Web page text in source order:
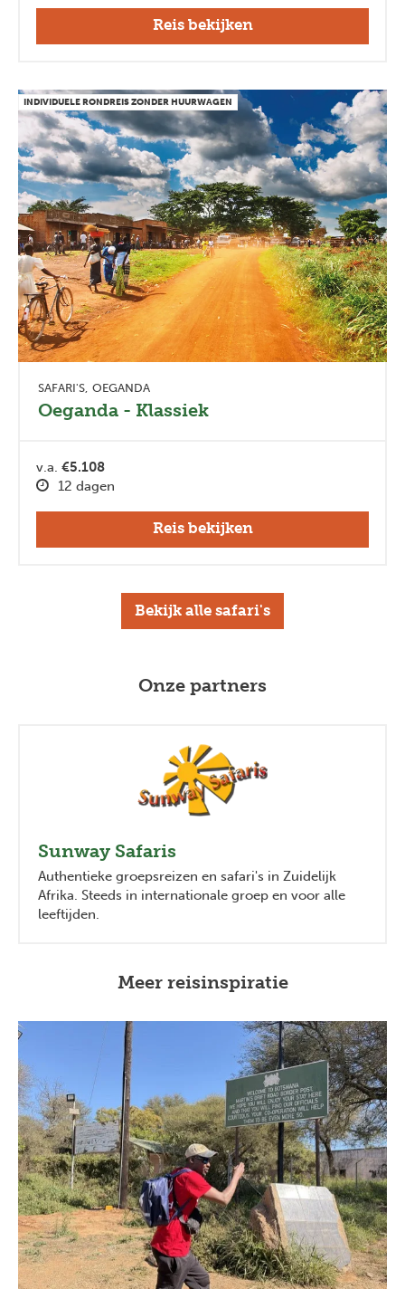
Reis bekijken
INDIVIDUELE RONDREIS ZONDER HUURWAGEN
SAFARI'S OEGANDA
Oeganda - Klassiek
v.a. €5.108
12 dagen
Reis bekijken
Bekijk alle safari's
Onze partners
Sunway Safaris
Authentieke groepsreizen en safari's in Zuidelijk
Afrika. Steeds in internationale groep en voor alle
leeftijden.
Meer reisinspiratie